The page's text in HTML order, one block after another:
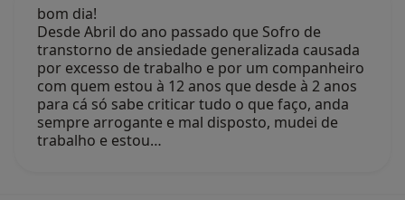
bom dia!
Desde Abril do ano passado que Sofro de
transtorno de ansiedade generalizada causada
por excesso de trabalho e por um companheiro
com quem estou à 12 anos que desde à 2 anos
para cá só sabe criticar tudo o que faço, anda
sempre arrogante e mal disposto, mudei de
trabalho e estou…